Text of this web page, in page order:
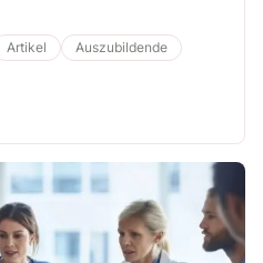
Artikel
Auszubildende